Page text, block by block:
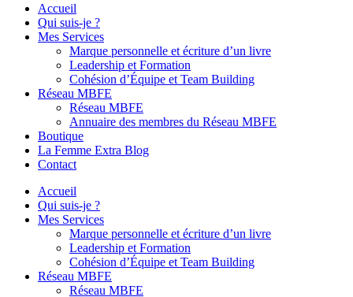
Accueil
Qui suis-je ?
Mes Services
Marque personnelle et écriture d’un livre
Leadership et Formation
Cohésion d’Équipe et Team Building
Réseau MBFE
Réseau MBFE
Annuaire des membres du Réseau MBFE
Boutique
La Femme Extra Blog
Contact
Accueil
Qui suis-je ?
Mes Services
Marque personnelle et écriture d’un livre
Leadership et Formation
Cohésion d’Équipe et Team Building
Réseau MBFE
Réseau MBFE